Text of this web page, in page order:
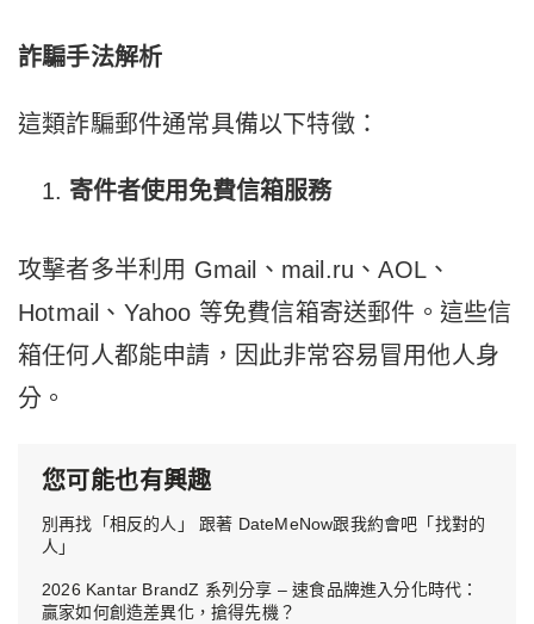
詐騙手法解析
這類詐騙郵件通常具備以下特徵：
寄件者使用免費信箱服務
攻擊者多半利用 Gmail、mail.ru、AOL、
Hotmail、Yahoo 等免費信箱寄送郵件。這些信
箱任何人都能申請，因此非常容易冒用他人身
分。
您可能也有興趣
別再找「相反的人」 跟著 DateMeNow跟我約會吧「找對的
人」
2026 Kantar BrandZ 系列分享 – 速食品牌進入分化時代：
贏家如何創造差異化，搶得先機？